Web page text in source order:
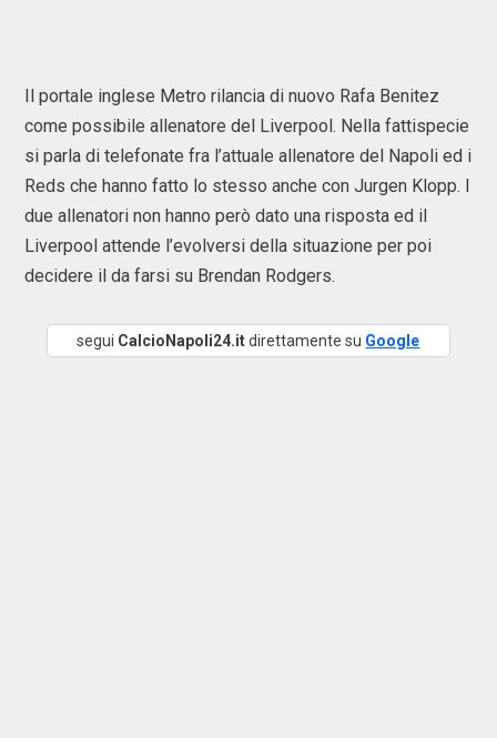
Il portale inglese Metro rilancia di nuovo Rafa Benitez
come possibile allenatore del Liverpool. Nella fattispecie
si parla di telefonate fra l’attuale allenatore del Napoli ed i
Reds che hanno fatto lo stesso anche con Jurgen Klopp. I
due allenatori non hanno però dato una risposta ed il
Liverpool attende l’evolversi della situazione per poi
decidere il da farsi su Brendan Rodgers.
segui CalcioNapoli24.itdirettamente su Google